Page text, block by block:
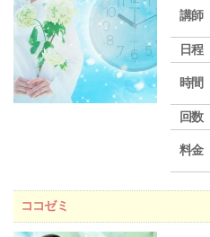
講師
日程
時間
回数
料金
ココゼミ